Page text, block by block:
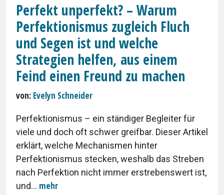
Perfekt unperfekt? – Warum
Perfektionismus zugleich Fluch
und Segen ist und welche
Strategien helfen, aus einem
Feind einen Freund zu machen
von: Evelyn Schneider
Perfektionismus – ein ständiger Begleiter für
viele und doch oft schwer greifbar. Dieser Artikel
erklärt, welche Mechanismen hinter
Perfektionismus stecken, weshalb das Streben
nach Perfektion nicht immer erstrebenswert ist,
und... mehr